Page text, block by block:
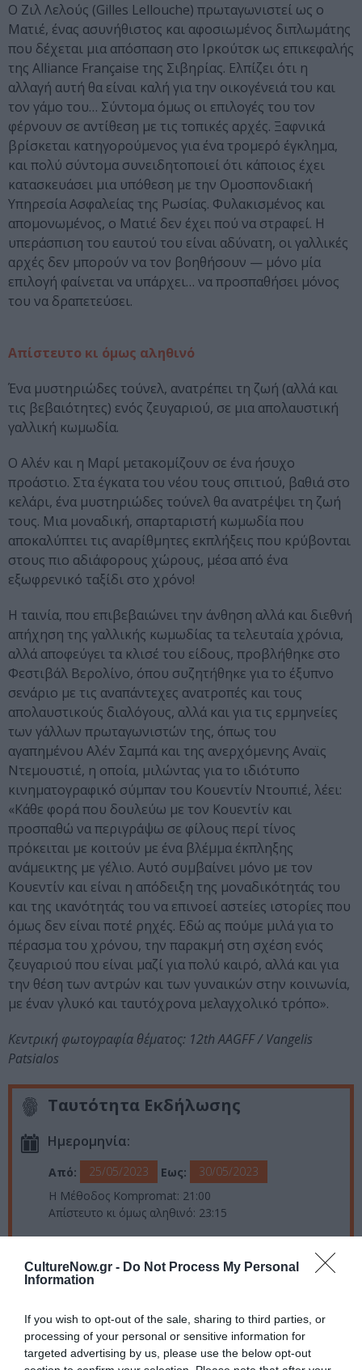
CultureNow.gr - Do Not Process My Personal
Information
If you wish to opt-out of the sale, sharing to third parties, or
processing of your personal or sensitive information for
targeted advertising by us, please use the below opt-out
Ο Ζιλ Λελούς (Gilles Lellouche) πρωταγωνιστεί ως ο
Ματιέ, ένας ασυνήθιστος και αφοσιωμένος διπλωμάτης
που δέχεται μια απόσπαση στο Ιρκούτσκ ως επικεφαλής
της Alliance Française της Σιβηρίας. Ελπίζει ότι η
αλλαγή αυτή θα είναι καλή για την οικογένειά του και
τον γάμο του… Σύντομα όμως οι επιλογές του τον
φέρνουν σε αντίθεση με τις τοπικές αρχές. Ξαφνικά
βρίσκεται κατηγορούμενος για ένα τρομερό έγκλημα,
και πολύ σύντομα συνειδητοποιεί ότι κάποιος έχει
κατασκευάσει μια υπόθεση με την Ομοσπονδιακή
Υπηρεσία Ασφαλείας της Ρωσίας. Φυλακισμένος και
απομονωμένος, ο Ματιέ δεν έχει πού να στραφεί. Η
υπεράσπιση του εαυτού του είναι αδύνατη, οι γαλλικές
αρχές δεν μπορούν να τον βοηθήσουν — μόνο μία
επιλογή φαίνεται να υπάρχει… να προσπαθήσει μόνος
του να δραπετεύσει.
Απίστευτο κι όμως αληθινό
Ένα μυστηριώδες τούνελ, ανατρέπει τη ζωή (αλλά και
τις βεβαιότητες) ενός ζευγαριού, σε μια απολαυστική
γαλλική κωμωδία.
Ο Αλέν και η Μαρί μετακομίζουν σε ένα ήσυχο
προάστιο. Στα έγκατα του νέου τους σπιτιού, βαθιά στο
κελάρι, ένα μυστηριώδες τούνελ θα ανατρέψει τη ζωή
τους. Μια μοναδική, σπαρταριστή κωμωδία που
αποκαλύπτει τις αναρίθμητες εκπλήξεις που κρύβονται
στους πιο αδιάφορους χώρους, μέσα από ένα
εξωφρενικό ταξίδι στο χρόνο!
Η ταινία, που επιβεβαιώνει την άνθηση αλλά και διεθνή
απήχηση της γαλλικής κωμωδίας τα τελευταία χρόνια,
αλλά αποφεύγει τα κλισέ του είδους, προβλήθηκε στο
Φεστιβάλ Βερολίνο, όπου συζητήθηκε για το έξυπνο
σενάριο με τις αναπάντεχες ανατροπές και τους
απολαυστικούς διαλόγους, αλλά και για τις ερμηνείες
των γάλλων πρωταγωνιστών της, όπως του
αγαπημένου Αλέν Σαμπά και της ανερχόμενης Αναϊς
Ντεμουστιέ, η οποία, μιλώντας για το ιδιότυπο
κινηματογραφικό σύμπαν του Κουεντίν Ντουπιέ, λέει:
«Κάθε φορά που δουλεύω με τον Κουεντίν και
προσπαθώ να περιγράψω σε φίλους περί τίνος
πρόκειται με κοιτούν με ένα βλέμμα έκπληξης
ανάμεικτης με γέλιο. Αυτό συμβαίνει μόνο με τον
Κουεντίν και είναι η απόδειξη της μοναδικότητάς του
και της ικανότητάς του να επινοεί αστείες ιστορίες που
όμως δεν είναι ποτέ ρηχές. Εδώ ας πούμε μιλά για το
πέρασμα του χρόνου, την παρακμή στη σχέση ενός
ζευγαριού που είναι μαζί για πολύ καιρό, αλλά και για
την θέση των αντρών και των γυναικών στην κοινωνία,
με έναν γλυκό και ταυτόχρονα μελαγχολικό τρόπο».
Κεντρική φωτογραφία θέματος: 12th AAGFF / Vangelis
Patsialos
Ταυτότητα Εκδήλωσης
Ημερομηνία:
Από: 25/05/2023 Εως:
30/05/2023
Η Μέθοδος Kompromat: 21:00
Απίστευτο κι όμως αληθινό: 23:15
Θερινό Λαΐς, Ιερά Οδός 42 & Μ. Αλεξάνδρου,
Ταινιοθήκη της Ελλάδος
Eισιτήρια: